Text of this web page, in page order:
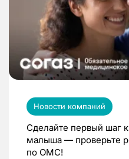
Новости компаний
Сделайте первый шаг
малыша — проверьте
по ОМС!